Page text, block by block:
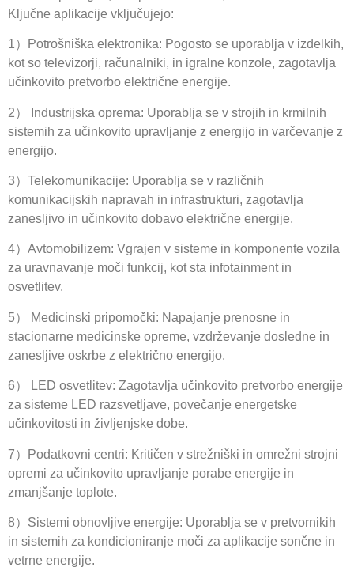
Ključne aplikacije vključujejo:
1）Potrošniška elektronika: Pogosto se uporablja v izdelkih,
kot so televizorji, računalniki, in igralne konzole, zagotavlja
učinkovito pretvorbo električne energije.
2） Industrijska oprema: Uporablja se v strojih in krmilnih
sistemih za učinkovito upravljanje z energijo in varčevanje z
energijo.
3）Telekomunikacije: Uporablja se v različnih
komunikacijskih napravah in infrastrukturi, zagotavlja
zanesljivo in učinkovito dobavo električne energije.
4）Avtomobilizem: Vgrajen v sisteme in komponente vozila
za uravnavanje moči funkcij, kot sta infotainment in
osvetlitev.
5） Medicinski pripomočki: Napajanje prenosne in
stacionarne medicinske opreme, vzdrževanje dosledne in
zanesljive oskrbe z električno energijo.
6） LED osvetlitev: Zagotavlja učinkovito pretvorbo energije
za sisteme LED razsvetljave, povečanje energetske
učinkovitosti in življenjske dobe.
7）Podatkovni centri: Kritičen v strežniški in omrežni strojni
opremi za učinkovito upravljanje porabe energije in
zmanjšanje toplote.
8）Sistemi obnovljive energije: Uporablja se v pretvornikih
in sistemih za kondicioniranje moči za aplikacije sončne in
vetrne energije.